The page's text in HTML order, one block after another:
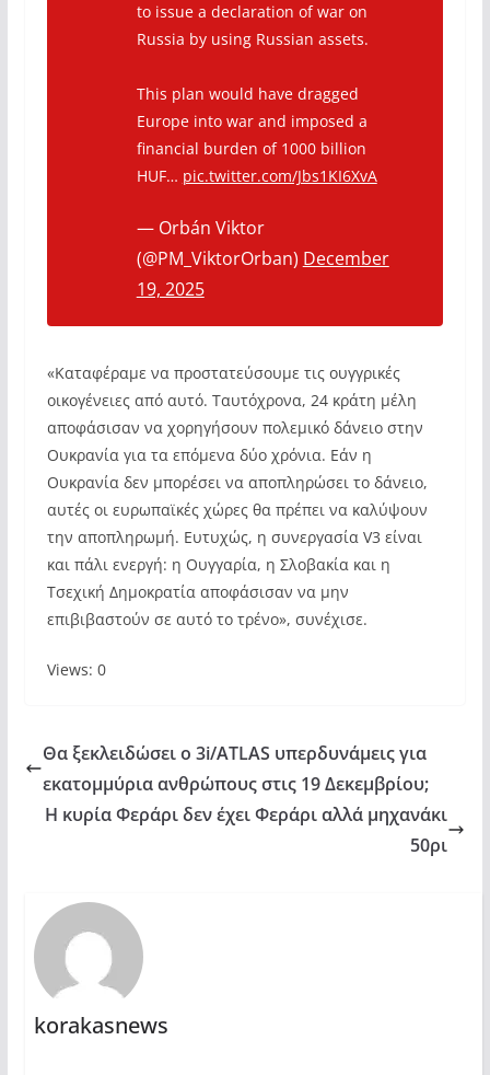
to issue a declaration of war on
Russia by using Russian assets.
This plan would have dragged
Europe into war and imposed a
financial burden of 1000 billion
HUF… pic.twitter.com/Jbs1KI6XvA
— Orbán Viktor
(@PM_ViktorOrban) December
19, 2025
«Καταφέραμε να προστατεύσουμε τις ουγγρικές
οικογένειες από αυτό. Ταυτόχρονα, 24 κράτη μέλη
αποφάσισαν να χορηγήσουν πολεμικό δάνειο στην
Ουκρανία για τα επόμενα δύο χρόνια. Εάν η
Ουκρανία δεν μπορέσει να αποπληρώσει το δάνειο,
αυτές οι ευρωπαϊκές χώρες θα πρέπει να καλύψουν
την αποπληρωμή. Ευτυχώς, η συνεργασία V3 είναι
και πάλι ενεργή: η Ουγγαρία, η Σλοβακία και η
Τσεχική Δημοκρατία αποφάσισαν να μην
επιβιβαστούν σε αυτό το τρένο», συνέχισε.
Views: 0
Θα ξεκλειδώσει ο 3i/ATLAS υπερδυνάμεις για
εκατομμύρια ανθρώπους στις 19 Δεκεμβρίου;
Η κυρία Φεράρι δεν έχει Φεράρι αλλά μηχανάκι
50ρι
korakasnews